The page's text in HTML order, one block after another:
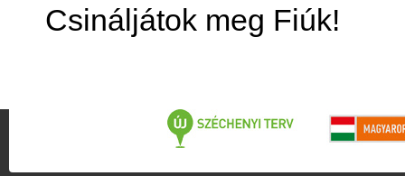
Csináljátok meg Fiúk!